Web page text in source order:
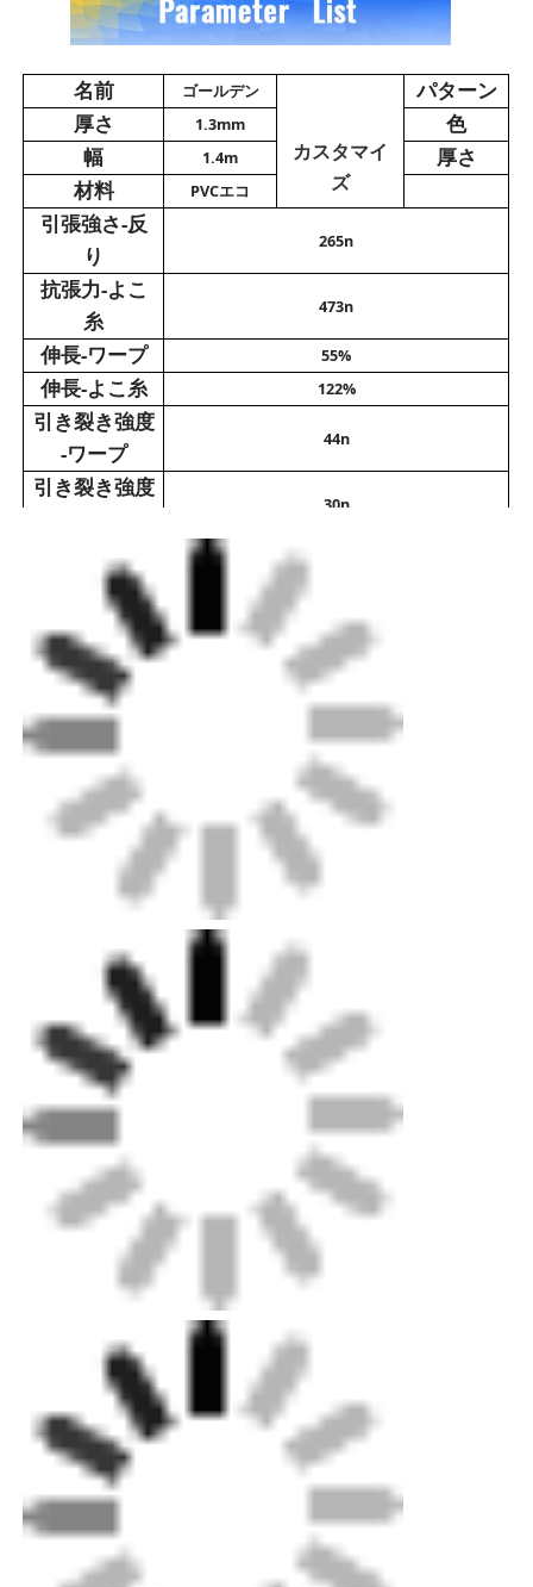
エコ革素材
シリコン革
マイクロ繊維の革
PU革材料
安全靴の素材
エコスウェード素材
スエードの生地
溶剤のないPU革
アルカンターラレザー
自動車革
靴 革素材
手袋 レザー
球の革
ソファのタペストリー用布
名前 ゴールデン
カスタマイ
ズ
パターン
厚さ
1.3mm
色
幅
1.4m
厚さ
材料
PVCエコ
引張強さ-反
り
265n
抗張力-よこ
糸
473n
伸長-ワープ 55%
伸長-よこ糸 122%
引き裂き強度
-ワープ
44n
引き裂き強度
30n
剥離強度-
ープ
剥離強度-よ
こ糸
50n
ミシン負荷
ワープ
265
ミシン負荷
よこ糸
389
曲げ 強さ ≧500000
耐摩耗性 ≥12000
ソファ、椅子、ベッド、